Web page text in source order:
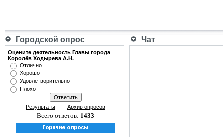
Городской опрос Чат
Оцените деятельность Главы города
Королёв Ходырева А.Н.
Отлично
Хорошо
Удовлетворительно
Плохо
Результаты Архив опросов
Всего ответов: 1433